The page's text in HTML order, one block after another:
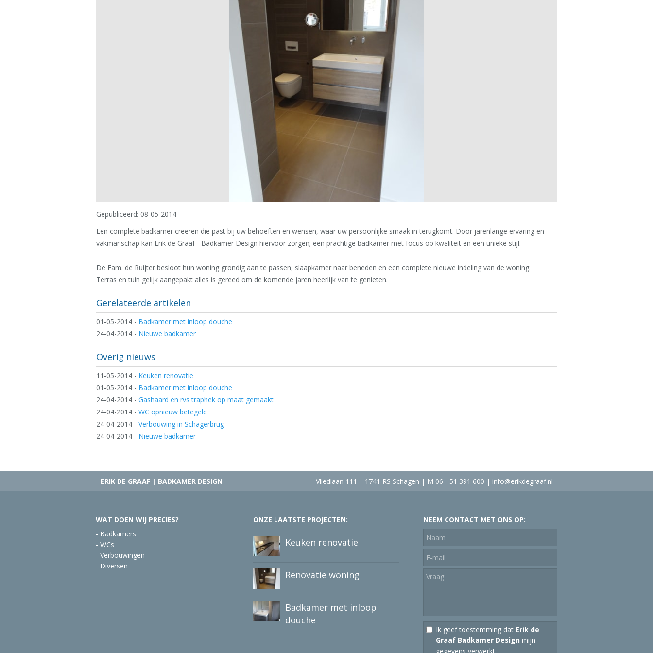
Gepubliceerd: 08-05-2014
Een complete badkamer creëren die past bij uw behoeften en wensen, waar uw persoonlijke smaak in terugkomt. Door jarenlange ervaring en
vakmanschap kan Erik de Graaf - Badkamer Design hiervoor zorgen; een prachtige badkamer met focus op kwaliteit en een unieke stijl.
De Fam. de Ruijter besloot hun woning grondig aan te passen, slaapkamer naar beneden en een complete nieuwe indeling van de woning.
Terras en tuin gelijk aangepakt alles is gereed om de komende jaren heerlijk van te genieten.
Gerelateerde artikelen
01-05-2014 - Badkamer met inloop douche
24-04-2014 - Nieuwe badkamer
Overig nieuws
11-05-2014 - Keuken renovatie
01-05-2014 - Badkamer met inloop douche
24-04-2014 - Gashaard en rvs traphek op maat gemaakt
24-04-2014 - WC opnieuw betegeld
24-04-2014 - Verbouwing in Schagerbrug
24-04-2014 - Nieuwe badkamer
ERIK DE GRAAF | BADKAMER DESIGN Vliedlaan 111 | 1741 RS Schagen | M 06 - 51 391 600 | info@erikdegraaf.nl
WAT DOEN WIJ PRECIES?
- Badkamers
- WCs
- Verbouwingen
- Diversen
ONZE LAATSTE PROJECTEN:
Keuken renovatie
Renovatie woning
Badkamer met inloop
douche
NEEM CONTACT MET ONS OP:
Ik geef toestemming dat Erik de
Graaf Badkamer Design mijn
gegevens verwerkt.